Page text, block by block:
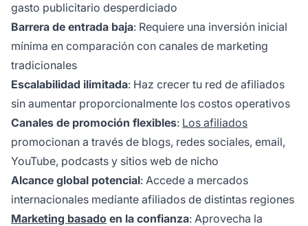
gasto publicitario desperdiciado
Barrera de entrada baja: Requiere una inversión inicial
mínima en comparación con canales de marketing
tradicionales
Escalabilidad ilimitada: Haz crecer tu red de afiliados
sin aumentar proporcionalmente los costos operativos
Canales de promoción flexibles: Los afiliados
promocionan a través de blogs, redes sociales, email,
YouTube, podcasts y sitios web de nicho
Alcance global potencial: Accede a mercados
internacionales mediante afiliados de distintas regiones
Marketing basado en la confianza: Aprovecha la